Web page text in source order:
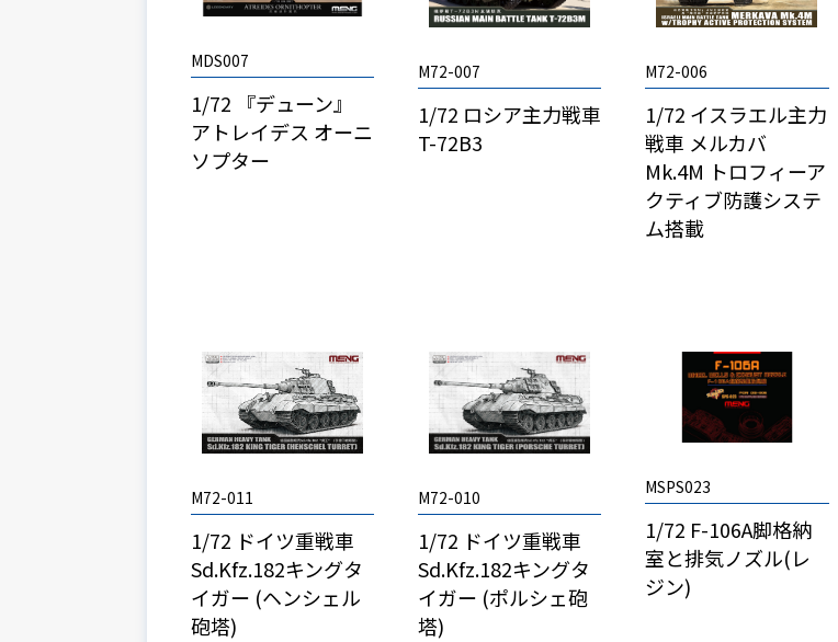
MDS007
1/72 『デューン』
アトレイデス オーニ
ソプター
M72-007
1/72 ロシア主力戦車
T-72B3
M72-006
1/72 イスラエル主力
戦車 メルカバ
Mk.4M トロフィーア
クティブ防護システ
ム搭載
M72-011
1/72 ドイツ重戦車
Sd.Kfz.182キングタ
イガー (ヘンシェル
砲塔)
M72-010
1/72 ドイツ重戦車
Sd.Kfz.182キングタ
イガー (ポルシェ砲
塔)
MSPS023
1/72 F-106A脚格納
室と排気ノズル(レ
ジン)